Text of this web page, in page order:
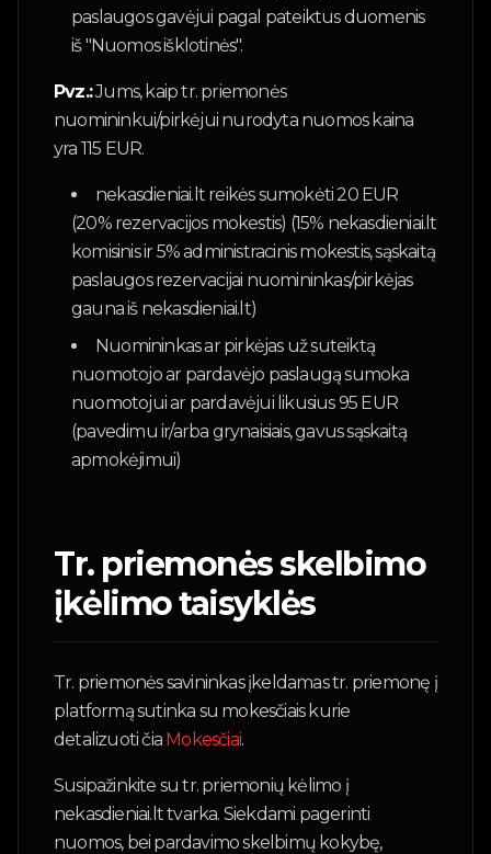
paslaugos gavėjui pagal pateiktus duomenis
iš "Nuomos išklotinės".
Pvz.:Jums, kaip tr. priemonės
nuomininkui/pirkėjui nurodyta nuomos kaina
yra 115 EUR.
nekasdieniai.lt reikės sumokėti 20 EUR
(20% rezervacijos mokestis) (15% nekasdieniai.lt
komisinis ir 5% administracinis mokestis, sąskaitą
paslaugos rezervacijai nuomininkas/pirkėjas
gauna iš nekasdieniai.lt)
Nuomininkas ar pirkėjas už suteiktą
nuomotojo ar pardavėjo paslaugą sumoka
nuomotojui ar pardavėjui likusius 95 EUR
(pavedimu ir/arba grynaisiais, gavus sąskaitą
apmokėjimui)
Tr. priemonės skelbimo
įkėlimo taisyklės
Tr. priemonės savininkas įkeldamas tr. priemonę į
platformą sutinka su mokesčiais kurie
detalizuoti čia Mokesčiai.
Susipažinkite su tr. priemonių kėlimo į
nekasdieniai.lt tvarka. Siekdami pagerinti
nuomos, bei pardavimo skelbimų kokybę,